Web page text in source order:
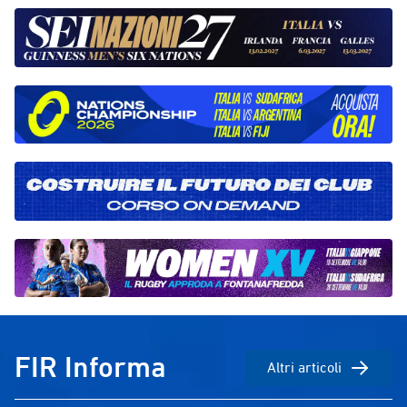
degli ultimi giorni in vista della nuova
stagione internazionale.Queste le
formazioni schierate da Lodi nei due
Italiana U18 v Galles: Mesaglio;
Antonelli, Pornaro, Menozzi, Amurri;
Parodi, Carraro; Nikitakos,
Sporchiamo, Rampazzo; Berchiolli,
Simonaggio; Turatto, Cappiello,
Foschialtri entrati: Lerci, Masini,
Massei, Marinangeli, Andrei, Calvi,
Fanzo, VAccaretti, De Paulis, De
Nicola, Omicciuolo Sel. Italiana U18 v
Scozia: Omicciuolo; Mesaglio, De
Paulis, Di Nicola, Amurri: Vaccaretti,
Massei, Rampazzo; Lerci, Masini,
Foschialtri entrati: Turatto, Cappiello,
Simonaggio, Berchiolli, Nikitakos,
Coimbra per
equilibrata e
per il terzo
Catalogna, che
Parma ai piedi
comunque
completato il
vincendo
Rennes e
europeo
grande valore
L’Università
finale
14, mentre
padrone di
FIR Informa Altri articoli